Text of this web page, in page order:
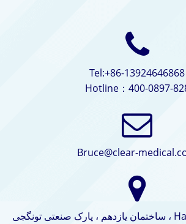
Tel:+86-13924646868
Hotline：400-0897-
Bruce@clear-
ساختمان یازدهم ، پارک صنعتی تونگجی ، Hangzhou Bay New